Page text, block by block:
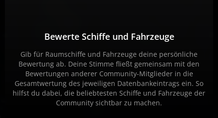
Bewerte Schiffe und Fahrzeuge
Gib für Raumschiffe und Fahrzeuge deine persönliche
Bewertung ab. Deine Stimme fließt gemeinsam mit den
Bewertungen anderer Community-Mitglieder in die
Gesamtwertung des jeweiligen Datenbankeintrags ein. So
hilfst du dabei, die beliebtesten Schiffe und Fahrzeuge der
Community sichtbar zu machen.